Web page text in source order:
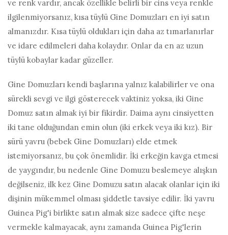
ve renk vardır, ancak özellikle belirli bir cins veya renkle
ilgilenmiyorsanız, kısa tüylü Gine Domuzları en iyi satın
almanızdır. Kısa tüylü oldukları için daha az tımarlanırlar
ve idare edilmeleri daha kolaydır. Onlar da en az uzun
tüylü kobaylar kadar güzeller.
Gine Domuzları kendi başlarına yalnız kalabilirler ve ona
sürekli sevgi ve ilgi gösterecek vaktiniz yoksa, iki Gine
Domuz satın almak iyi bir fikirdir. Daima aynı cinsiyetten
iki tane olduğundan emin olun (iki erkek veya iki kız). Bir
sürü yavru (bebek Gine Domuzları) elde etmek
istemiyorsanız, bu çok önemlidir. İki erkeğin kavga etmesi
de yaygındır, bu nedenle Gine Domuzu beslemeye alışkın
değilseniz, ilk kez Gine Domuzu satın alacak olanlar için iki
dişinin mükemmel olması şiddetle tavsiye edilir. İki yavru
Guinea Pig'i birlikte satın almak size sadece çifte neşe
vermekle kalmayacak, aynı zamanda Guinea Pig'lerin